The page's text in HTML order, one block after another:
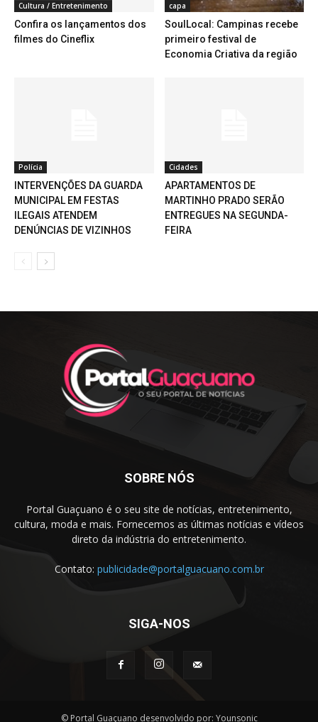
Cultura / Entretenimento
Confira os lançamentos dos
filmes do Cineflix
capa
SoulLocal: Campinas recebe
primeiro festival de
Economia Criativa da região
Polícia
INTERVENÇÕES DA GUARDA
MUNICIPAL EM FESTAS
ILEGAIS ATENDEM
DENÚNCIAS DE VIZINHOS
Cidades
APARTAMENTOS DE
MARTINHO PRADO SERÃO
ENTREGUES NA SEGUNDA-
FEIRA
SOBRE NÓS
Portal Guaçuano é o seu site de notícias, entretenimento,
cultura, moda e mais. Fornecemos as últimas notícias e vídeos
direto da indústria do entretenimento.
Contato: publicidade@portalguacuano.com.br
SIGA-NOS
© Portal Guaçuano desenvolvido por: Younsonic